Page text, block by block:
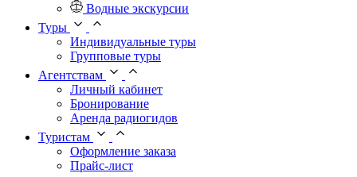
Водные экскурсии
Туры
Индивидуальные туры
Групповые туры
Агентствам
Личный кабинет
Бронирование
Аренда радиогидов
Туристам
Оформление заказа
Прайс-лист